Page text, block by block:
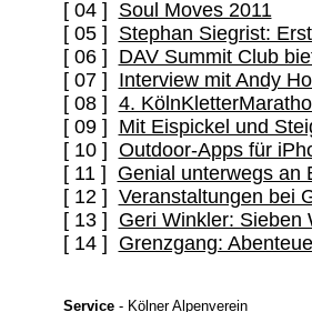
[ 04 ] Soul Moves 2011
[ 05 ] Stephan Siegrist:
[ 06 ] DAV Summit Club
[ 07 ] Interview mit Andy
[ 08 ] 4.
[ 09 ] Mit Eispickel und
[ 10 ] Outdoor-Apps für
[ 11 ] Genial unterwegs an
[ 12 ] Veranstaltungen bei
[ 13 ] Geri Winkler: Sieben
[ 14 ] Grenzgang:
Service- Kölner Alpenverein